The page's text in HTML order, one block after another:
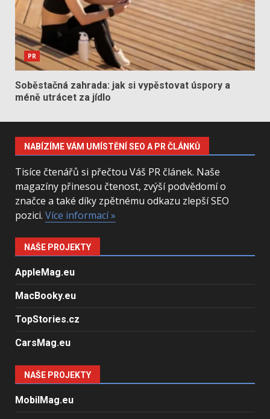
PR
Soběstačná zahrada: jak si vypěstovat úspory a
méně utrácet za jídlo
NABÍZÍME VÁM UMÍSTĚNÍ SEO A PR ČLÁNKŮ
Tisíce čtenářů si přečtou Váš PR článek. Naše
magazíny přinesou čtenost, zvýší podvědomí o
značce a také díky zpětnému odkazu zlepší SEO
pozici. Více informací »
NAŠE PROJEKTY
AppleMag.eu
MacBooky.eu
TopStories.cz
CarsMag.eu
NAŠE PROJEKTY
MobilMag.eu